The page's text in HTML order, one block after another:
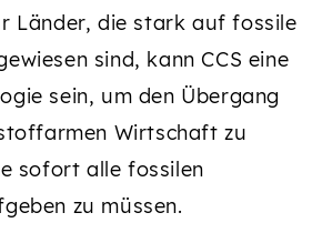
Länder, die stark auf fossile
sind, kann CCS eine
sein, um den Übergang
Wirtschaft zu
sofort alle fossilen
zu müssen.